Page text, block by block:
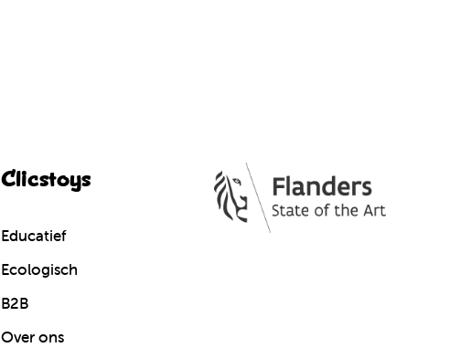
Clicstoys
Educatief
Ecologisch
B2B
Over ons